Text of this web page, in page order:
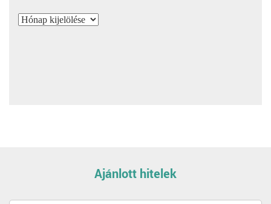
Archívum
Ajánlott hitelek